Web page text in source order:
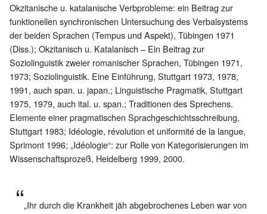
Okzitanische u. katalanische Verbprobleme: ein Beitrag zur
funktionellen synchronischen Untersuchung des Verbalsystems
der beiden Sprachen (Tempus und Aspekt), Tübingen 1971
(Diss.); Okzitanisch u. Katalanisch – Ein Beitrag zur
Soziolinguistik zweier romanischer Sprachen, Tübingen 1971,
1973; Soziolinguistik. Eine Einführung, Stuttgart 1973, 1978,
1991, auch span. u. japan.; Linguistische Pragmatik, Stuttgart
1975, 1979, auch ital. u. span.; Traditionen des Sprechens.
Elemente einer pragmatischen Sprachgeschichtsschreibung,
Stuttgart 1983; Idéologie, révolution et uniformité de la langue,
Sprimont 1996; „Idéologie“: zur Rolle von Kategorisierungen im
Wissenschaftsprozeß, Heidelberg 1999, 2000.
„Ihr durch die Krankheit jäh abgebrochenes Leben war von